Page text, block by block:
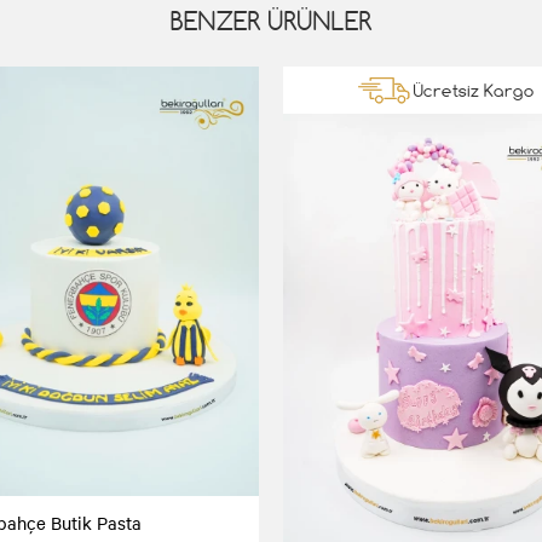
BENZER ÜRÜNLER
Butik Pasta
Ücretsiz Kargo